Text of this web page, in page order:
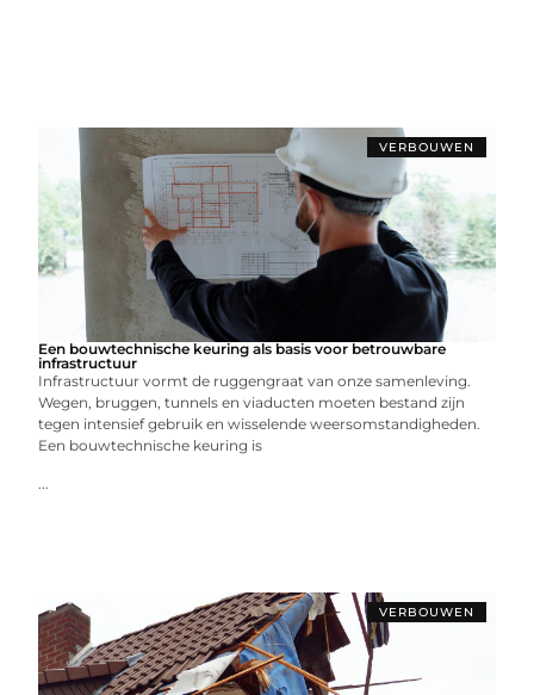
VERBOUWEN
Een bouwtechnische keuring als basis voor betrouwbare
infrastructuur
Infrastructuur vormt de ruggengraat van onze samenleving.
Wegen, bruggen, tunnels en viaducten moeten bestand zijn
tegen intensief gebruik en wisselende weersomstandigheden.
Een bouwtechnische keuring is
...
VERBOUWEN